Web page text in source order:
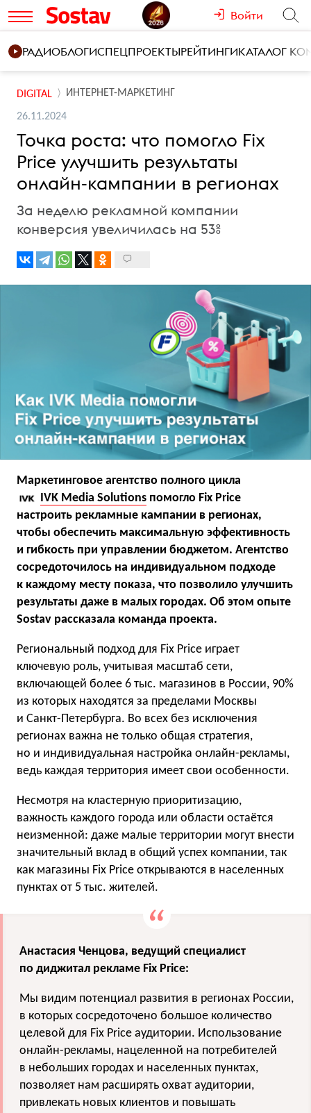
Войти
РАДИОБЛОГИСПЕЦПРОЕКТЫРЕЙТИНГИКАТАЛОГ
DIGITAL ИНТЕРНЕТ-МАРКЕТИНГ
26.11.2024
Точка роста: что помогло Fix
Price улучшить результаты
онлайн-кампании в регионах
За неделю рекламной компании
конверсия увеличилась на 53%
Маркетинговое агентство полного цикла
IVK Media Solutions помогло Fix Price
настроить рекламные кампании в регионах,
чтобы обеспечить максимальную эффективность
и гибкость при управлении бюджетом. Агентство
сосредоточилось на индивидуальном подходе
к каждому месту показа, что позволило улучшить
результаты даже в малых городах. Об этом опыте
Sostav рассказала команда проекта.
Региональный подход для Fix Price играет
ключевую роль, учитывая масштаб сети,
включающей более 6 тыс. магазинов в России, 90%
из которых находятся за пределами Москвы
и Санкт-Петербурга. Во всех без исключения
регионах важна не только общая стратегия,
но и индивидуальная настройка онлайн-рекламы,
ведь каждая территория имеет свои особенности.
Несмотря на кластерную приоритизацию,
важность каждого города или области остаётся
неизменной: даже малые территории могут внести
значительный вклад в общий успех компании, так
как магазины Fix Price открываются в населенных
пунктах от 5 тыс. жителей.
Анастасия Ченцова, ведущий специалист
по диджитал рекламе Fix Price:
Мы видим потенциал развития в регионах России,
в которых сосредоточено большое количество
целевой для Fix Price аудитории. Использование
онлайн-рекламы, нацеленной на потребителей
в небольших городах и населенных пунктах,
позволяет нам расширять охват аудитории,
привлекать новых клиентов и повышать